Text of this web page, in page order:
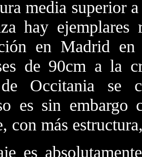
media superior
hay ejemplares
en Madrid
de 90cm a la
Occitania se
es sin
con más
es